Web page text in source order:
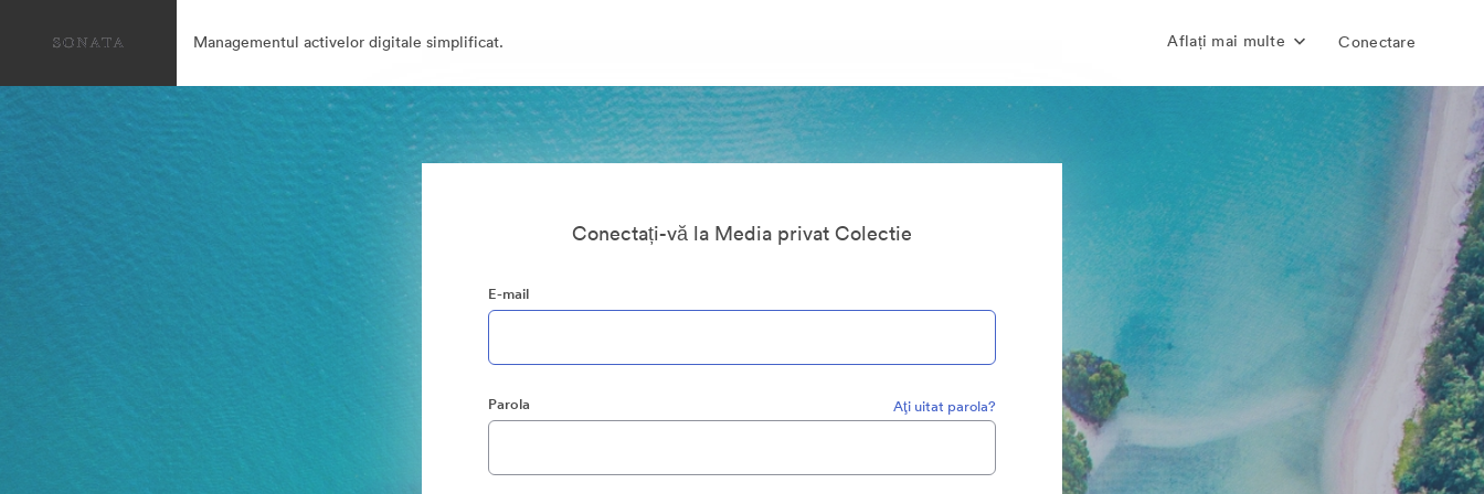
Managementul activelor digitale simplificat. Aflați mai multe Conectare
Conectați-vă la Media privat Colectie
E-mail
Parola Aţi uitat parola?